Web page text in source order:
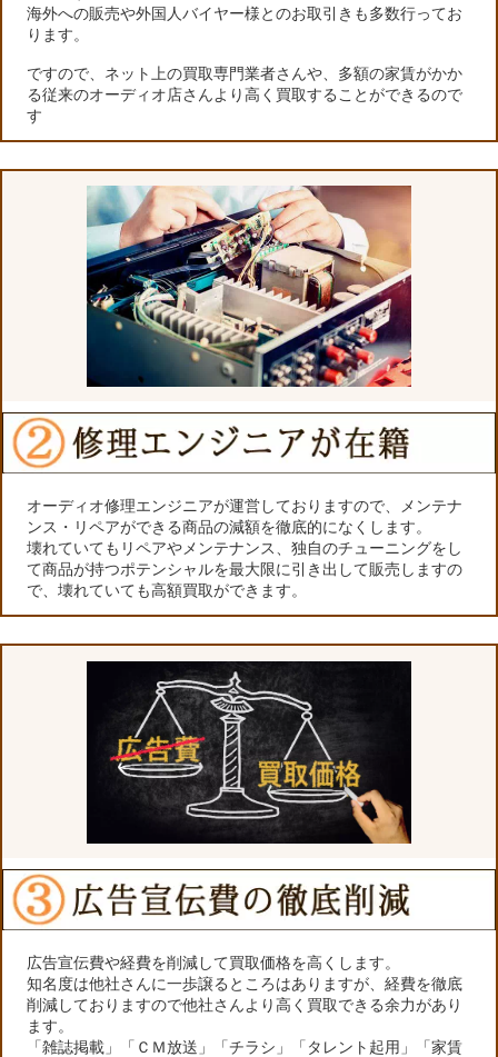
海外への販売や外国人バイヤー様とのお取引きも多数行ってお
ります。
ですので、ネット上の買取専門業者さんや、多額の家賃がかか
る従来のオーディオ店さんより高く買取することができるので
す
オーディオ修理エンジニアが運営しておりますので、メンテナ
ンス・リペアができる商品の減額を徹底的になくします。
壊れていてもリペアやメンテナンス、独自のチューニングをし
て商品が持つポテンシャルを最大限に引き出して販売しますの
で、壊れていても高額買取ができます。
広告宣伝費や経費を削減して買取価格を高くします。
知名度は他社さんに一歩譲るところはありますが、経費を徹底
削減しておりますので他社さんより高く買取できる余力があり
ます。
「雑誌掲載」「ＣＭ放送」「チラシ」「タレント起用」「家賃